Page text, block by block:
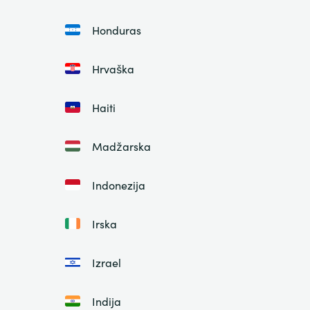
Honduras
Hrvaška
Haiti
Madžarska
Indonezija
Irska
Izrael
Indija